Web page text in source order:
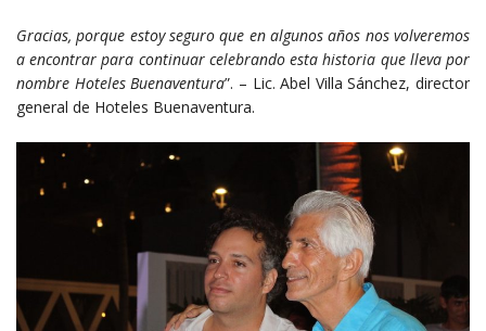
Gracias, porque estoy seguro que en algunos años nos volveremos
a encontrar para continuar celebrandoesta historia que lleva por
nombre Hoteles Buenaventura”. – Lic. Abel Villa Sánchez, director
general de Hoteles Buenaventura.